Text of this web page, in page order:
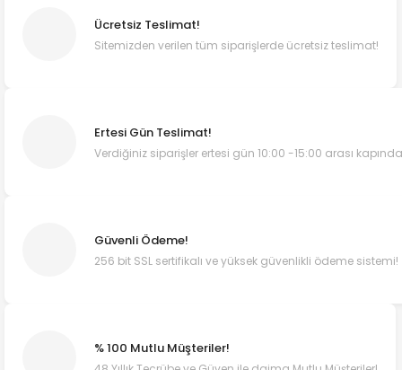
Ücretsiz Teslimat!
Sitemizden verilen tüm siparişlerde ücretsiz teslimat!
Ertesi Gün Teslimat!
Verdiğiniz siparişler ertesi gün 10:00 -15:00 arası
Güvenli Ödeme!
256 bit SSL sertifikalı ve yüksek güvenlikli ödeme sistemi!
% 100 Mutlu Müşteriler!